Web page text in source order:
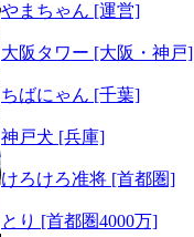
やまちゃん [運営]
大阪タワー [大阪・神戸]
ちばにゃん [千葉]
神戸犬 [兵庫]
けろけろ准将 [首都圏]
とり [首都圏4000万]